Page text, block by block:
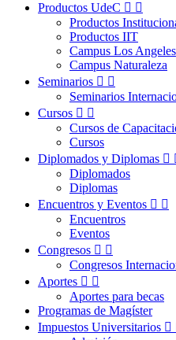
Productos UdeC  
Productos
Productos IIT
Campus Los Angeles
Campus Naturaleza
Seminarios  
Seminarios
Cursos  
Cursos de
Cursos
Diplomados y Diplomas 
Diplomados
Diplomas
Encuentros y Eventos  
Encuentros
Eventos
Congresos  
Congresos
Aportes  
Aportes para becas
Programas de Magíster
Impuestos Universitarios 